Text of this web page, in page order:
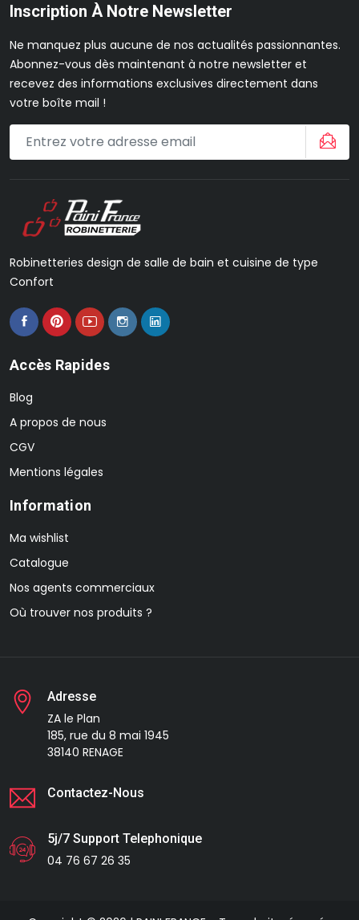
Inscription À Notre Newsletter
Ne manquez plus aucune de nos actualités passionnantes.
Abonnez-vous dès maintenant à notre newsletter et
recevez des informations exclusives directement dans
votre boîte mail !
Robinetteries design de salle de bain et cuisine de type
Confort
Accès Rapides
Blog
A propos de nous
CGV
Mentions légales
Information
Ma wishlist
Catalogue
Nos agents commerciaux
Où trouver nos produits ?
Adresse
ZA le Plan
185, rue du 8 mai 1945
38140 RENAGE
Contactez-Nous
5j/7 Support Telephonique
04 76 67 26 35